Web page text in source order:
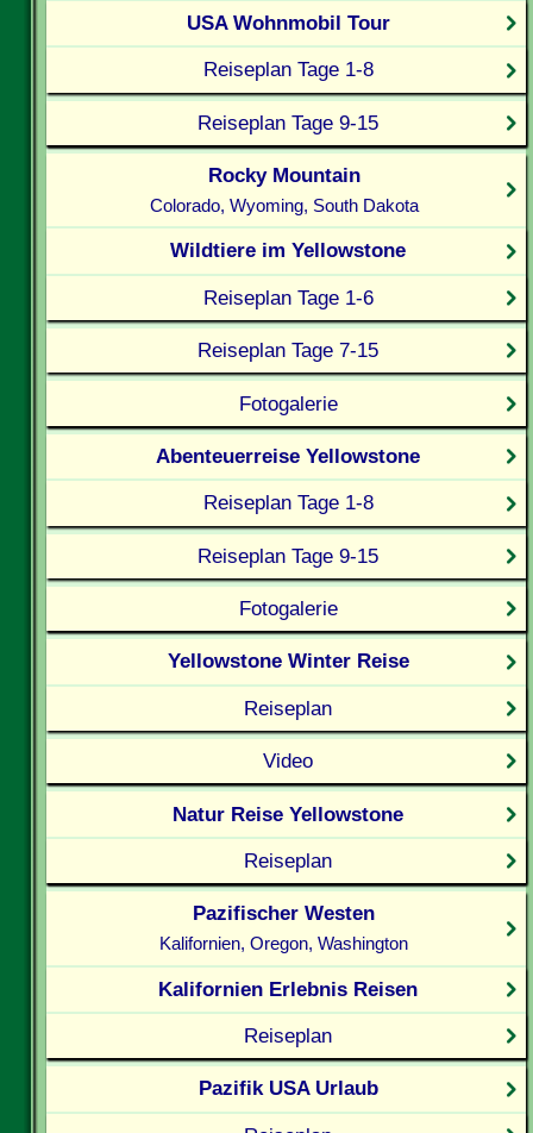
USA Wohnmobil Tour
Reiseplan Tage 1-8
Reiseplan Tage 9-15
Rocky Mountain
Colorado, Wyoming, South Dakota
Wildtiere im Yellowstone
Reiseplan Tage 1-6
Reiseplan Tage 7-15
Fotogalerie
Abenteuerreise Yellowstone
Reiseplan Tage 1-8
Reiseplan Tage 9-15
Fotogalerie
Yellowstone Winter Reise
Reiseplan
Video
Natur Reise Yellowstone
Reiseplan
Pazifischer Westen
Kalifornien, Oregon, Washington
Kalifornien Erlebnis Reisen
Reiseplan
Pazifik USA Urlaub